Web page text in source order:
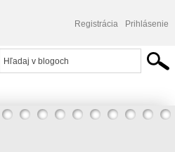
Registrácia Prihlásenie
- jeden z najväčších drevených